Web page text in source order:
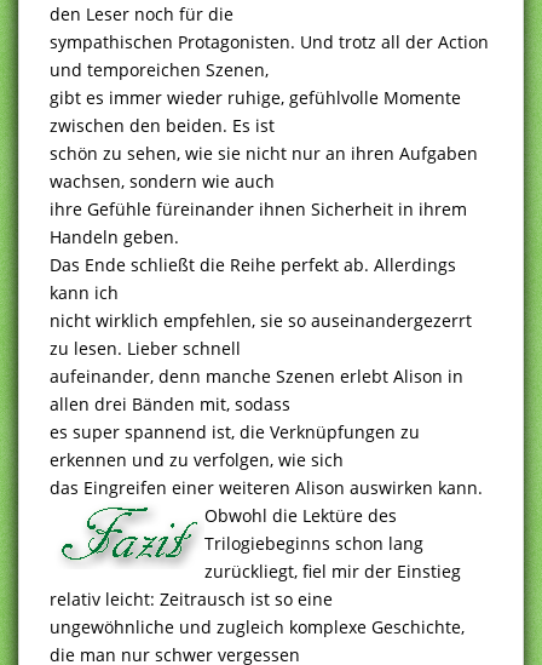
den Leser noch für die
sympathischen Protagonisten. Und trotz all der Action
und temporeichen Szenen,
gibt es immer wieder ruhige, gefühlvolle Momente
zwischen den beiden. Es ist
schön zu sehen, wie sie nicht nur an ihren Aufgaben
wachsen, sondern wie auch
ihre Gefühle füreinander ihnen Sicherheit in ihrem
Handeln geben.
Das Ende schließt die Reihe perfekt ab. Allerdings
kann ich
nicht wirklich empfehlen, sie so auseinandergezerrt
zu lesen. Lieber schnell
aufeinander, denn manche Szenen erlebt Alison in
allen drei Bänden mit, sodass
es super spannend ist, die Verknüpfungen zu
erkennen und zu verfolgen, wie sich
das Eingreifen einer weiteren Alison auswirken kann.
Obwohl die Lektüre des
Trilogiebeginns schon lang
zurückliegt, fiel mir der Einstieg
relativ leicht: Zeitrausch ist so eine
ungewöhnliche und zugleich komplexe Geschichte,
die man nur schwer vergessen